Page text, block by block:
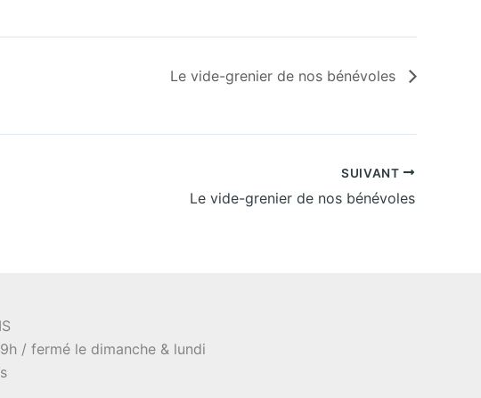
Le vide-grenier de nos bénévoles
SUIVANT
Le vide-grenier de nos bénévoles
/ fermé le dimanche & lundi